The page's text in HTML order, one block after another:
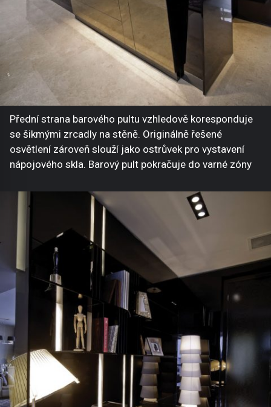
Přední strana barového pultu vzhledově koresponduje
se šikmými zrcadly na stěně. Originálně řešené
osvětlení zároveň slouží jako ostrůvek pro vystavení
nápojového skla. Barový pult pokračuje do varné zóny